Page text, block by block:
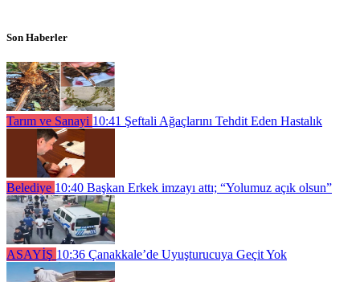
Son Haberler
Tarım ve Sanayi 10:41 Şeftali Ağaçlarını Tehdit Eden Hastalık
Belediye 10:40 Başkan Erkek imzayı attı; “Yolumuz açık olsun”
ASAYİŞ 10:36 Çanakkale’de Uyuşturucuya Geçit Yok